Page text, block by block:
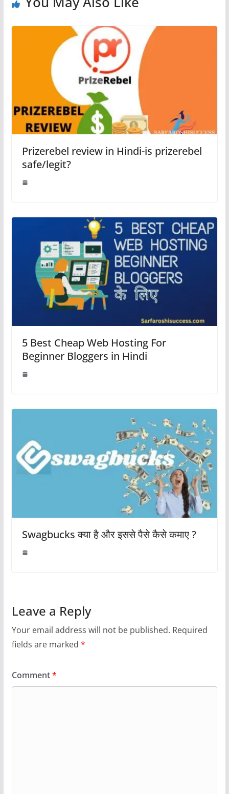
Prizerebel review in Hindi-is prizerebel
safe/legit?
5 Best Cheap Web Hosting For
Beginner Bloggers in Hindi
Swagbucks क्या है और इससे पैसे कैसे कमाए ?
Leave a Reply
Your email address will not be published. Required
fields are marked *
Comment*